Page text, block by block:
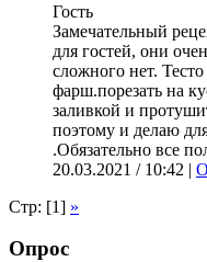
Гость
Замечательный
для гостей, они
сложного нет.
фарш.порезать на
заливкой и
поэтому и делаю
.Обязательно все
20.03.2021 / 10:42 |
Стр: [1] »
Опрос